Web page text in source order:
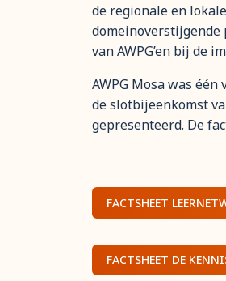
de regionale en
domeinoverstijgende
van AWPG’en bij de
AWPG Mosa was
de slotbijeenkomst
gepresenteerd. De
FACTSHEET
FACTSHEET DE